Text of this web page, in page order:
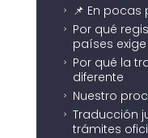
5 📌 En
5
Por qué
países
5
Por qué la
diferente
5 Nuestro
5
Traducción
trámites